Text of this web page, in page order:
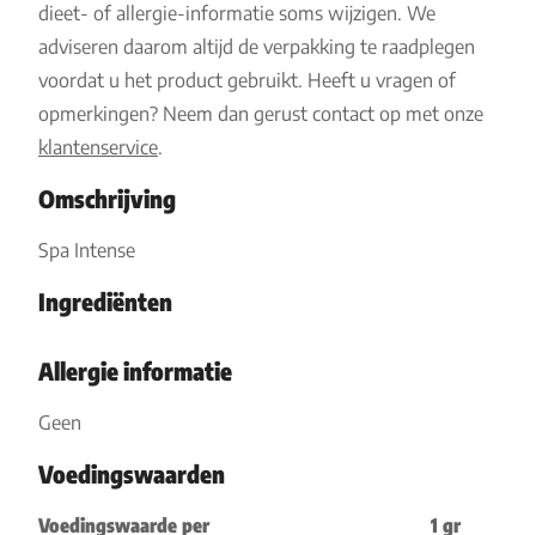
dieet- of allergie-informatie soms wijzigen. We
adviseren daarom altijd de verpakking te raadplegen
voordat u het product gebruikt. Heeft u vragen of
opmerkingen? Neem dan gerust contact op met onze
klantenservice.
Omschrijving
Spa Intense
Ingrediënten
Allergie informatie
Geen
Voedingswaarden
Voedingswaarde per
1 gr